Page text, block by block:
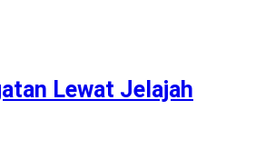
Lewat Jelajah